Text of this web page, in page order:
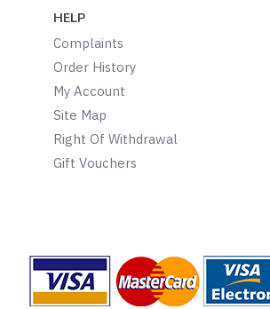
HELP
Complaints
Order History
My Account
Site Map
Right Of Withdrawal
Gift Vouchers